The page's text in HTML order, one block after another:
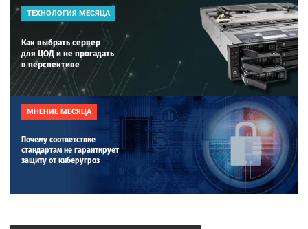
ТЕХНОЛОГИЯ МЕСЯЦА
Как выбрать сервер
для ЦОД и не прогадать
в перспективе
МНЕНИЕ МЕСЯЦА
Почему соответствие
стандартам не гарантирует
защиту от киберугроз